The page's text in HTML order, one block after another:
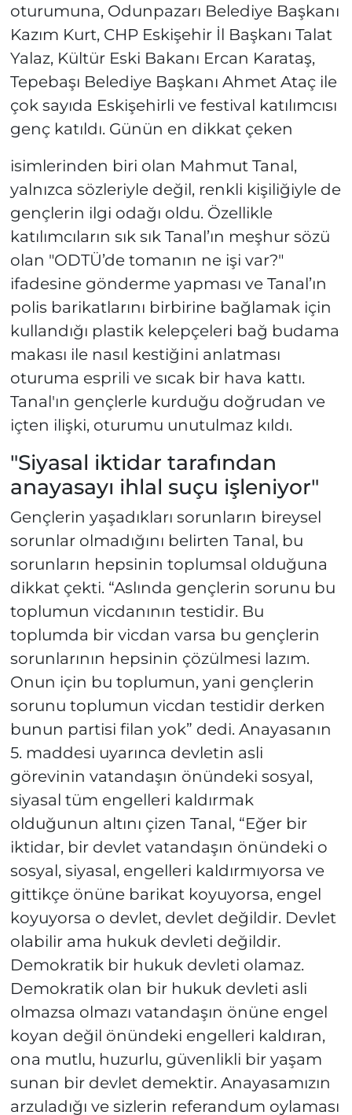
oturumuna, Odunpazarı Belediye Başkanı
Kazım Kurt, CHP Eskişehir İl Başkanı Talat
Yalaz, Kültür Eski Bakanı Ercan Karataş,
Tepebaşı Belediye Başkanı Ahmet Ataç ile
çok sayıda Eskişehirli ve festival katılımcısı
genç katıldı. Günün en dikkat çeken
isimlerinden biri olan Mahmut Tanal,
yalnızca sözleriyle değil, renkli kişiliğiyle de
gençlerin ilgi odağı oldu. Özellikle
katılımcıların sık sık Tanal’ın meşhur sözü
olan "ODTÜ’de tomanın ne işi var?"
ifadesine gönderme yapması ve Tanal’ın
polis barikatlarını birbirine bağlamak için
kullandığı plastik kelepçeleri bağ budama
makası ile nasıl kestiğini anlatması
oturuma esprili ve sıcak bir hava kattı.
Tanal'ın gençlerle kurduğu doğrudan ve
içten ilişki, oturumu unutulmaz kıldı.
"Siyasal iktidar tarafından
anayasayı ihlal suçu işleniyor"
Gençlerin yaşadıkları sorunların bireysel
sorunlar olmadığını belirten Tanal, bu
sorunların hepsinin toplumsal olduğuna
dikkat çekti. “Aslında gençlerin sorunu bu
toplumun vicdanının testidir. Bu
toplumda bir vicdan varsa bu gençlerin
sorunlarının hepsinin çözülmesi lazım.
Onun için bu toplumun, yani gençlerin
sorunu toplumun vicdan testidir derken
bunun partisi filan yok” dedi. Anayasanın
5. maddesi uyarınca devletin asli
görevinin vatandaşın önündeki sosyal,
siyasal tüm engelleri kaldırmak
olduğunun altını çizen Tanal, “Eğer bir
iktidar, bir devlet vatandaşın önündeki o
sosyal, siyasal, engelleri kaldırmıyorsa ve
gittikçe önüne barikat koyuyorsa, engel
koyuyorsa o devlet, devlet değildir. Devlet
olabilir ama hukuk devleti değildir.
Demokratik bir hukuk devleti olamaz.
Demokratik olan bir hukuk devleti asli
olmazsa olmazı vatandaşın önüne engel
koyan değil önündeki engelleri kaldıran,
ona mutlu, huzurlu, güvenlikli bir yaşam
sunan bir devlet demektir. Anayasamızın
arzuladığı ve sizlerin referandum oylaması